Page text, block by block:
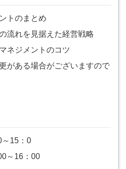
トのまとめ
流れを見据えた経営戦略
ネジメントのコツ
がある場合がございますので
～15：0
～16：00